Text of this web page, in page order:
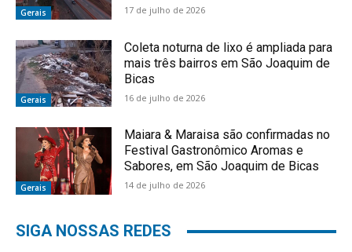
Gerais 17 de julho de 2026
Gerais
Coleta noturna de lixo é ampliada para
mais três bairros em São Joaquim de
Bicas
16 de julho de 2026
Gerais
Maiara & Maraisa são confirmadas no
Festival Gastronômico Aromas e
Sabores, em São Joaquim de Bicas
14 de julho de 2026
SIGA NOSSAS REDES